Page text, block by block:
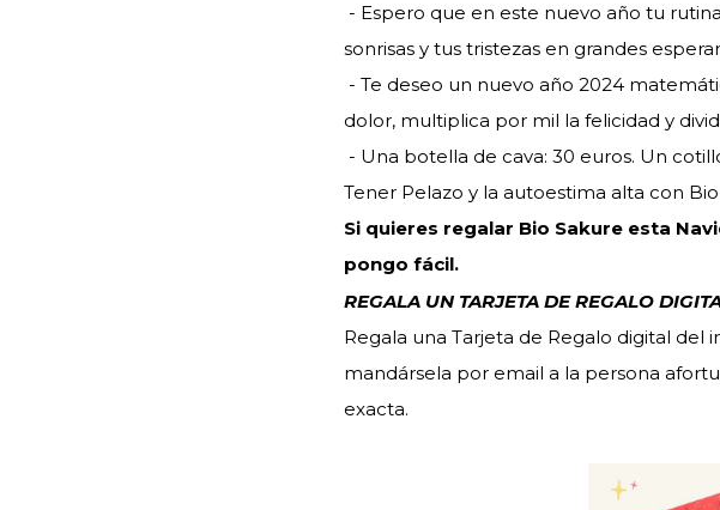
- Espero que en este nuevo año tu
sonrisas y tus tristezas en grandes
- Te deseo un nuevo año 2024
dolor, multiplica por mil la felicidad y
- Una botella de cava: 30 euros. Un
Tener Pelazo y la autoestima alta con Bio
Si quieres regalar Bio Sakure esta
pongo fácil.
REGALA UN TARJETA DE REGALO
Regala una Tarjeta de Regalo digital
mandársela por email a la persona
exacta.